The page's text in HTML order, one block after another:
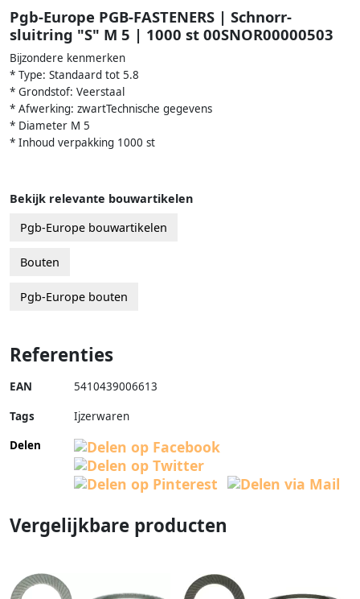
Pgb-Europe PGB-FASTENERS | Schnorr-
sluitring "S" M 5 | 1000 st 00SNOR00000503
Bijzondere kenmerken
* Type: Standaard tot 5.8
* Grondstof: Veerstaal
* Afwerking: zwartTechnische gegevens
* Diameter M 5
* Inhoud verpakking 1000 st
Bekijk relevante bouwartikelen
Pgb-Europe bouwartikelen
Bouten
Pgb-Europe bouten
Referenties
EAN 5410439006613
Tags
Ijzerwaren
Delen
Vergelijkbare producten